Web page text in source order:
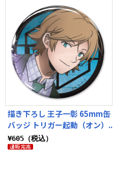
描き下ろし 王子一彰 65mm缶
バッジ トリガー起動（オン）..
¥605（税込）